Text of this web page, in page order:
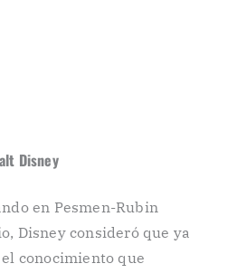
Disney
en Pesmen-Rubin
Disney consideró que ya
conocimiento que